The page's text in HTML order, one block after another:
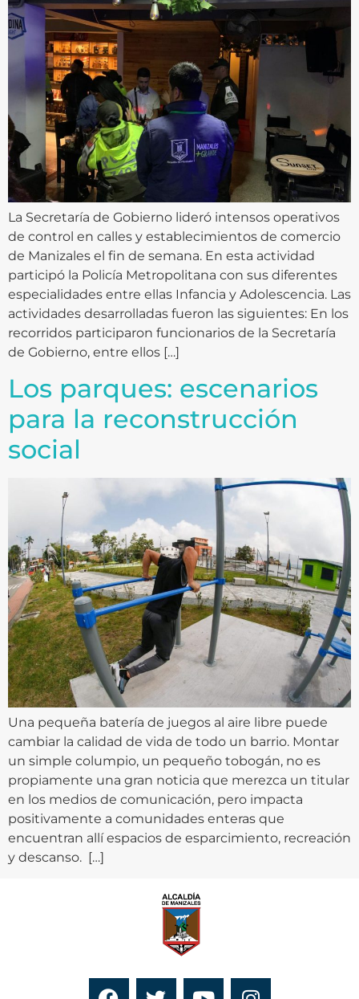
La Secretaría de Gobierno lideró intensos operativos
de control en calles y establecimientos de comercio
de Manizales el fin de semana. En esta actividad
participó la Policía Metropolitana con sus diferentes
especialidades entre ellas Infancia y Adolescencia. Las
actividades desarrolladas fueron las siguientes: En los
recorridos participaron funcionarios de la Secretaría
de Gobierno, entre ellos […]
Los parques: escenarios
para la reconstrucción
social
Una pequeña batería de juegos al aire libre puede
cambiar la calidad de vida de todo un barrio. Montar
un simple columpio, un pequeño tobogán, no es
propiamente una gran noticia que merezca un titular
en los medios de comunicación, pero impacta
positivamente a comunidades enteras que
encuentran allí espacios de esparcimiento, recreación
y descanso. […]